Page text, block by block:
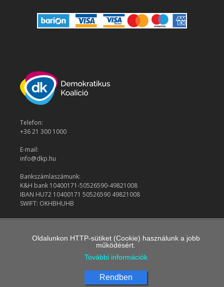
Telefon:
+36 21 300 1000
E-mail:
info@dkp.hu
Bankszámlaszámunk:
K&H bank 10400171-50526590-49821008
IBAN HU72 10400171 50526590 49821008
SWIFT: OKHBHUHB
Oldalunkon HTTP-sütiket (Cookie) használunk a jobb
működésért.
További információk